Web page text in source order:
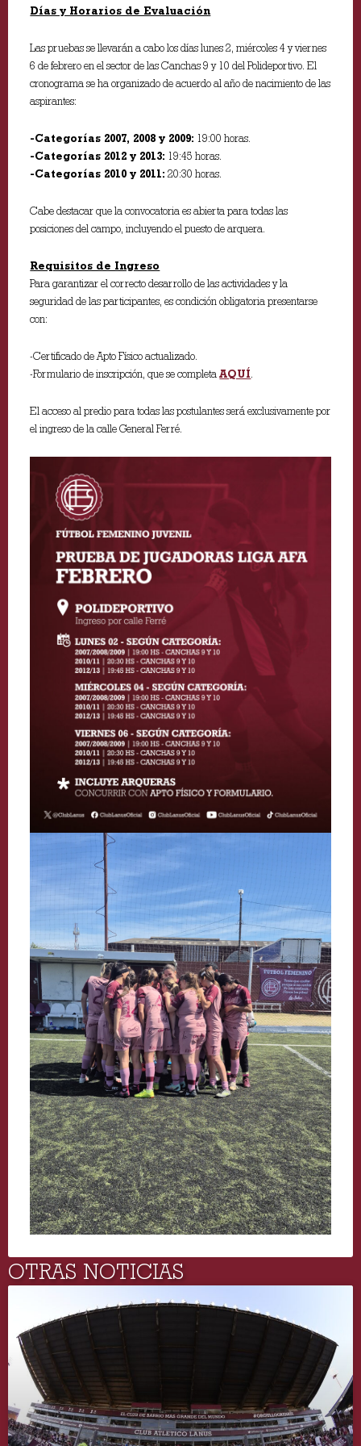
Días y Horarios de Evaluación
Las pruebas se llevarán a cabo los días lunes 2, miércoles 4 y viernes
6 de febrero en el sector de las Canchas 9 y 10 del Polideportivo. El
cronograma se ha organizado de acuerdo al año de nacimiento de las
aspirantes:
-Categorías 2007, 2008 y 2009: 19:00 horas.
-Categorías 2012 y 2013: 19:45 horas.
-Categorías 2010 y 2011: 20:30 horas.
Cabe destacar que la convocatoria es abierta para todas las
posiciones del campo, incluyendo el puesto de arquera.
Requisitos de Ingreso
Para garantizar el correcto desarrollo de las actividades y la
seguridad de las participantes, es condición obligatoria presentarse
con:
-Certificado de Apto Físico actualizado.
-Formulario de inscripción, que se completaAQUÍ.
El acceso al predio para todas las postulantes será exclusivamente por
el ingreso de la calle General Ferré.
OTRAS NOTICIAS